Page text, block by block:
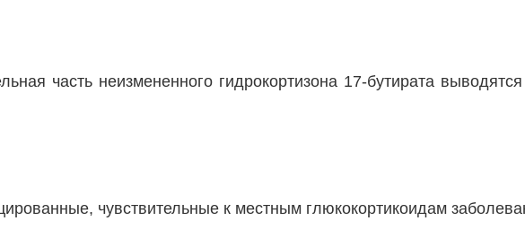
часть неизмененного гидрокортизона 17-бутирата
чувствительные к местным глюкокортикоидам